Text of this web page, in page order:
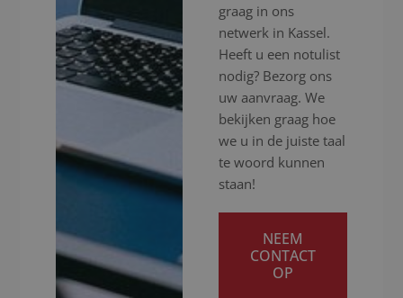
graag in ons
netwerk in Kassel.
Heeft u een notulist
nodig? Bezorg ons
uw aanvraag. We
bekijken graag hoe
we u in de juiste taal
te woord kunnen
staan!
NEEM
CONTACT
OP